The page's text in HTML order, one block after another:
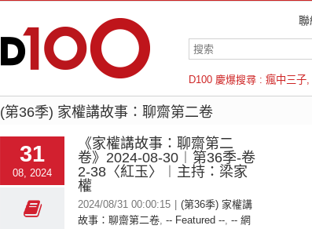
聯
D100 慶爆搜尋 : 瘋中三子,
羅倫斯
(第36季) 家權講故事：聊齋第二卷
31
08, 2024
《家權講故事：聊齋第二
卷》2024-08-30︱第36季-卷
2-38〈紅玉〉︱主持：梁家
權
2024/08/31 00:00:15
(第36季) 家權講
故事：聊齋第二卷, -- Featured --, -- 網